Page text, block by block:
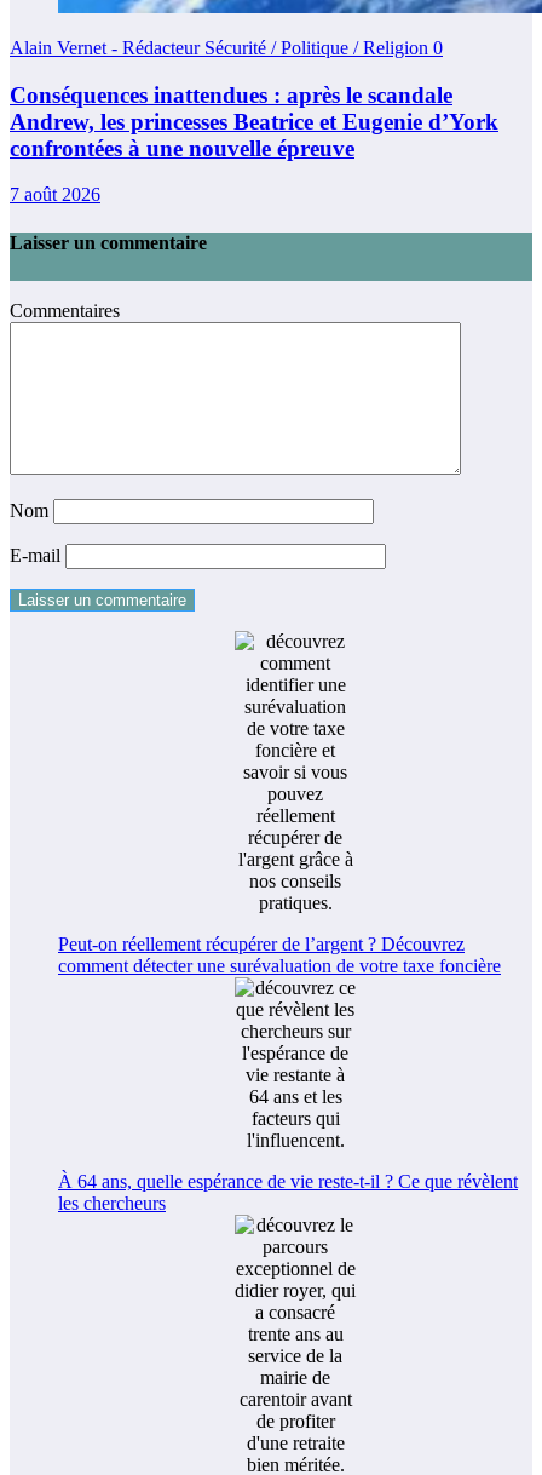
Alain Vernet - Rédacteur Sécurité / Politique / Religion 0
Conséquences inattendues : après le scandale
Andrew, les princesses Beatrice et Eugenie d’York
confrontées à une nouvelle épreuve
7 août 2026
Laisser un commentaire
Commentaires
Nom
E-mail
Peut-on réellement récupérer de l’argent ? Découvrez
comment détecter une surévaluation de votre taxe foncière
À 64 ans, quelle espérance de vie reste-t-il ? Ce que révèlent
les chercheurs